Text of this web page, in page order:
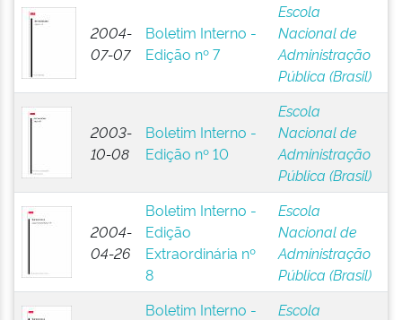
2004-
07-07
Boletim Interno -
Edição nº 7
Escola
Nacional de
Administração
Pública (Brasil)
2003-
10-08
Boletim Interno -
Edição nº 10
Escola
Nacional de
Administração
Pública (Brasil)
2004-
04-26
Boletim Interno -
Edição
Extraordinária nº
8
Escola
Nacional de
Administração
Pública (Brasil)
Boletim Interno -
Escola